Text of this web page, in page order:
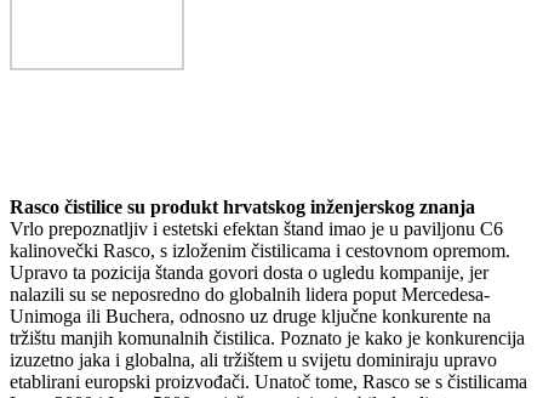
Rasco čistilice su produkt hrvatskog inženjerskog znanja
Vrlo prepoznatljiv i estetski efektan štand imao je u paviljonu C6
kalinovečki Rasco, s izloženim čistilicama i cestovnom opremom.
Upravo ta pozicija štanda govori dosta o ugledu kompanije, jer
nalazili su se neposredno do globalnih lidera poput Mercedesa-
Unimoga ili Buchera, odnosno uz druge ključne konkurente na
tržištu manjih komunalnih čistilica. Poznato je kako je konkurencija
izuzetno jaka i globalna, ali tržištem u svijetu dominiraju upravo
etablirani europski proizvođači. Unatoč tome, Rasco se s čistilicama